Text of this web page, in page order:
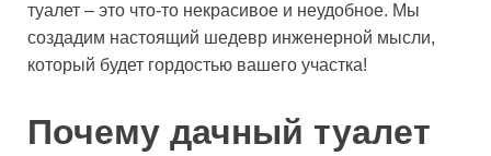
туалет – это что-то некрасивое и неудобное. Мы
создадим настоящий шедевр инженерной мысли,
который будет гордостью вашего участка!
Почему дачный туалет